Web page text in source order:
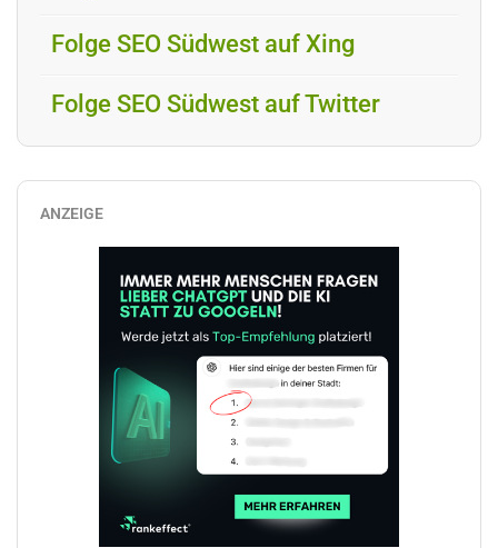
Folge SEO Südwest auf Xing
Folge SEO Südwest auf Twitter
ANZEIGE